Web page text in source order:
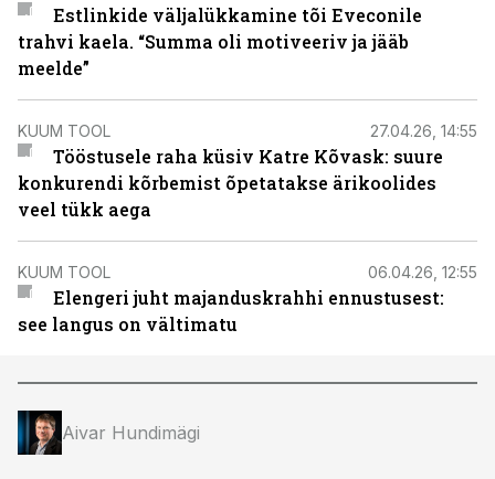
Estlinkide väljalükkamine tõi Eveconile
trahvi kaela. “Summa oli motiveeriv ja jääb
meelde”
KUUM TOOL 27.04.26, 14:55
Tööstusele raha küsiv Katre Kõvask: suure
konkurendi kõrbemist õpetatakse ärikoolides
veel tükk aega
KUUM TOOL 06.04.26, 12:55
Elengeri juht majanduskrahhi ennustusest:
see langus on vältimatu
Aivar Hundimägi